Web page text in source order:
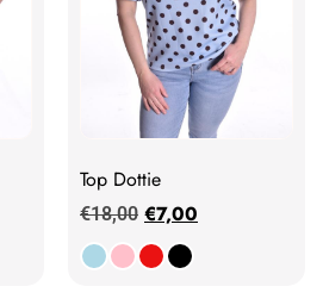
Top Dottie
€18,00 €7,00